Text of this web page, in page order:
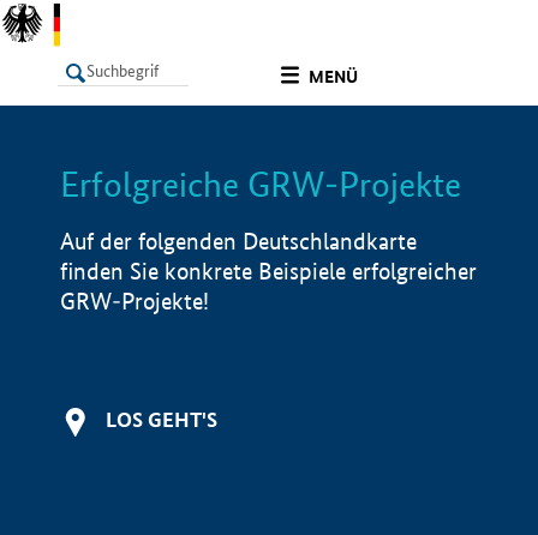
MENÜ
LISTE Info
Erfolgreiche GRW-Projekte
Auf der folgenden Deutschlandkarte
finden Sie konkrete Beispiele erfolgreicher
GRW-Projekte!
LOS GEHT'S